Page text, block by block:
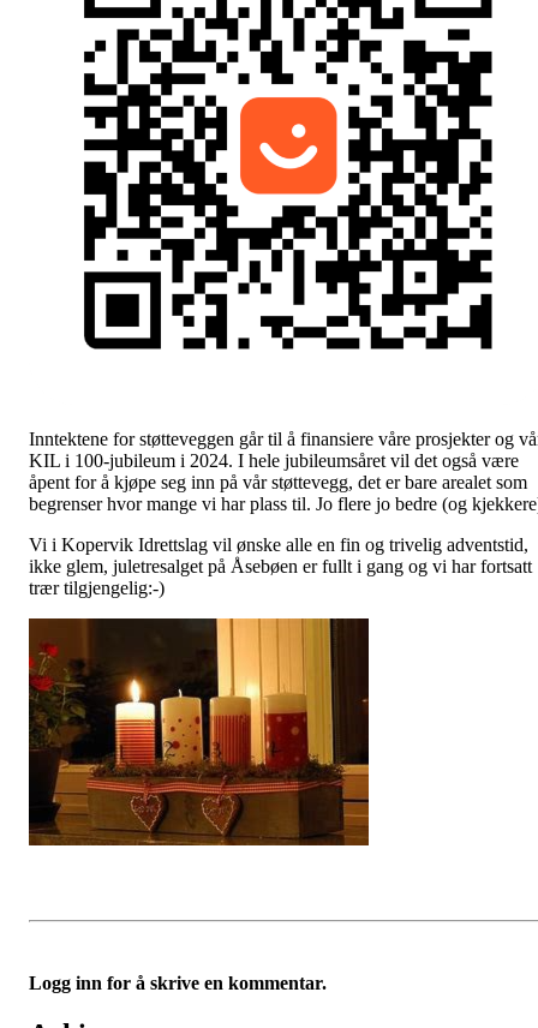
Inntektene for støtteveggen går til å finansiere våre prosjekter og
KIL i 100-jubileum i 2024. I hele jubileumsåret vil det også være
åpent for å kjøpe seg inn på vår støttevegg, det er bare arealet som
begrenser hvor mange vi har plass til. Jo flere jo bedre (og
Vi i Kopervik Idrettslag vil ønske alle en fin og trivelig adventstid,
ikke glem, juletresalget på Åsebøen er fullt i gang og vi har fortsatt
trær tilgjengelig:-)
Logg inn for å skrive en kommentar.